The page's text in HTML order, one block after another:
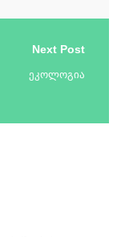
Next Post
ეკოლოგია